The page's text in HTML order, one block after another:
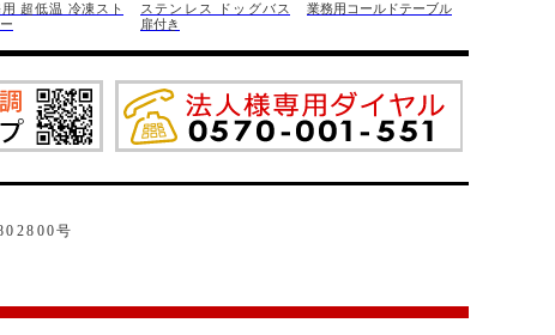
超低温 冷凍スト
ステンレス ドッグバス
扉付き
業務用コールドテーブル
号